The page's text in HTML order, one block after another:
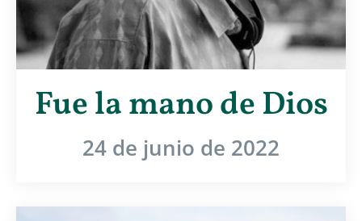
Fue la mano de Dios
24 de junio de 2022